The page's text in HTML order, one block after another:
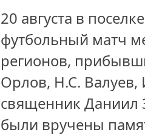
20 августа в
футбольный матч
регионов,
Орлов, Н.С.
священник Даниил
были вручены